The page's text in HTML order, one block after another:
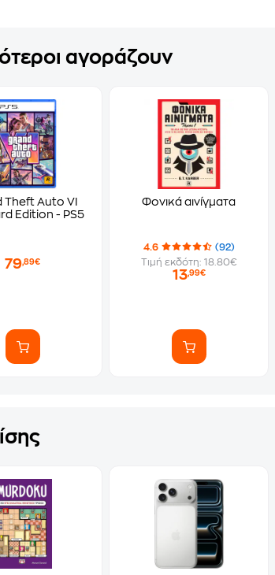
αγοράζουν
Theft Auto VI
Edition - PS5
79,89€
Φονικά αινίγματα
4.6
(92)
Τιμή εκδότη: 18.80€
13,99€